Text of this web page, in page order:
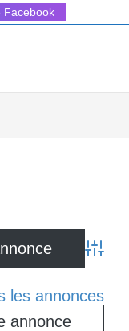
Facebook
les annonces
annonce